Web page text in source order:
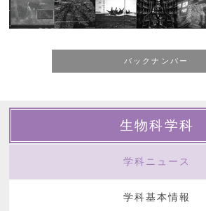
バックナンバー
生物科学科
学科ニュース
学科基本情報